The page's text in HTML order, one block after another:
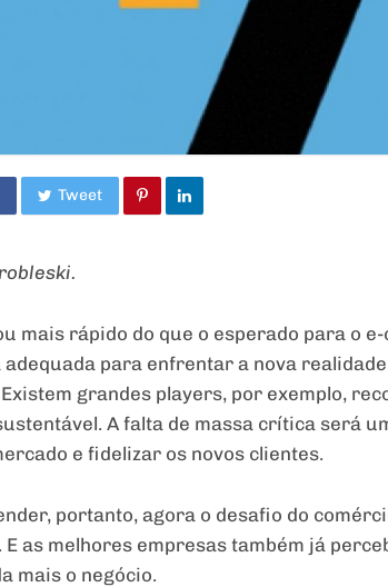
Tweet
mais rápido do que o esperado para o
para enfrentar a nova
grandes players, por exemplo,
A falta de massa crítica será
e fidelizar os novos clientes.
portanto, agora o desafio do
E as melhores empresas também já
mais o negócio.